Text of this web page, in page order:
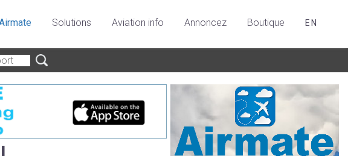
Solutions Aviation info Annoncez Boutique EN